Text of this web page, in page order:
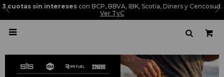
3 cuotas sin intereses con BCP, BBVA, IBK, Scotia, Diners y Cencosud.
Ver TyC
